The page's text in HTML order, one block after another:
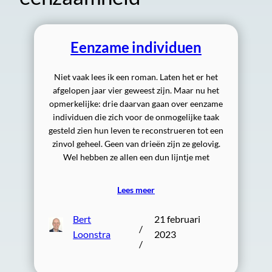
Eenzame individuen
Niet vaak lees ik een roman. Laten het er het
afgelopen jaar vier geweest zijn. Maar nu het
opmerkelijke: drie daarvan gaan over eenzame
individuen die zich voor de onmogelijke taak
gesteld zien hun leven te reconstrueren tot een
zinvol geheel. Geen van drieën zijn ze gelovig.
Wel hebben ze allen een dun lijntje met
Lees meer
Bert
Loonstra
/
/
21 februari
2023